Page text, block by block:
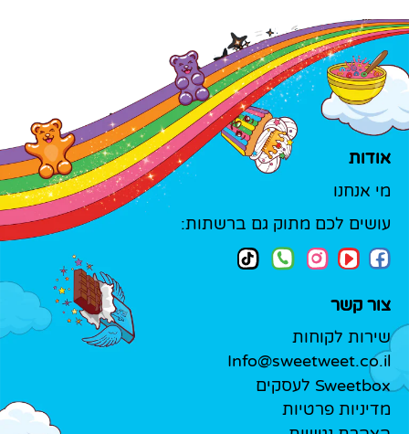
אודות
מי אנחנו
עושים לכם מתוק גם ברשתות:
צור קשר
שירות לקוחות
Info@sweetweet.co.il
Sweetbox לעסקים
מדיניות פרטיות